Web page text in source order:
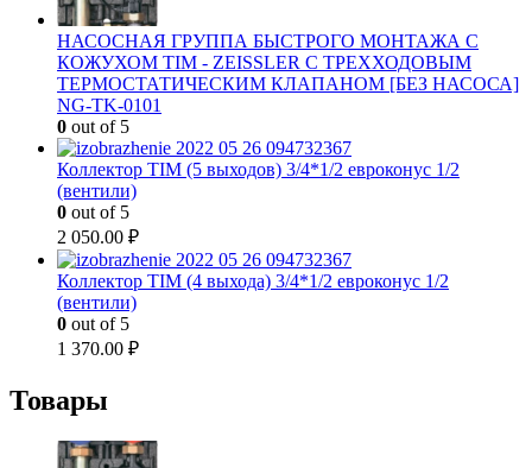
НАСОСНАЯ ГРУППА БЫСТРОГО МОНТАЖА С
КОЖУХОМ TIM - ZEISSLER С ТРЕХХОДОВЫМ
ТЕРМОСТАТИЧЕСКИМ КЛАПАНОМ [БЕЗ НАСОСА]
NG-TK-0101
0 out of 5
Коллектор TIM (5 выходов) 3/4*1/2 евроконус 1/2
(вентили)
0 out of 5
2 050.00 ₽
Коллектор TIM (4 выхода) 3/4*1/2 евроконус 1/2
(вентили)
0 out of 5
1 370.00 ₽
Товары